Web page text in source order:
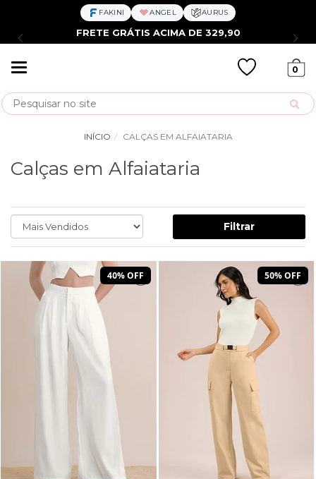
FAKINI ANGEL AURUS
FRETE GRÁTIS ACIMA DE 329,90
0
Busca
INÍCIO CALÇAS EM ALFAIATARIA
Calças em Alfaiataria
Filtrar
40% OFF 50% OFF